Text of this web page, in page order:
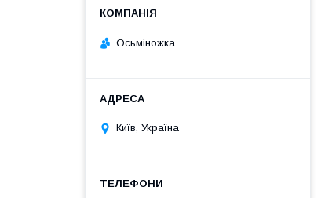
Осьміножка
Київ, Україна